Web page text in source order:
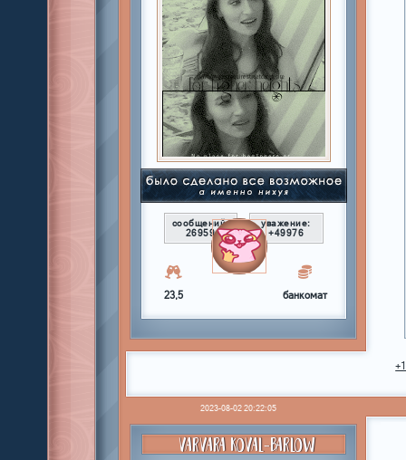
сообщений:
26959
уважение:
+49976
23,5 банкомат
2023-08-02 20:22:05
VARVARA KOVAL-BARLOW